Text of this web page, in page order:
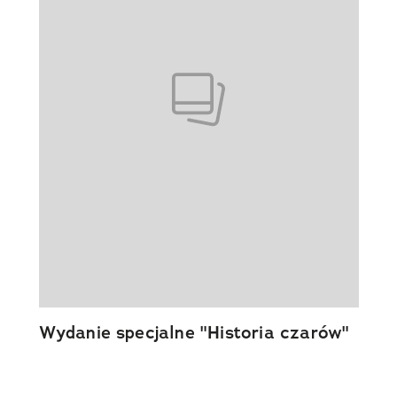
Wydanie specjalne "Historia czarów"